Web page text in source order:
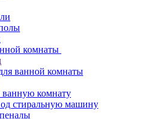
комнаты
ванной комнаты
комнату
стиральную машину